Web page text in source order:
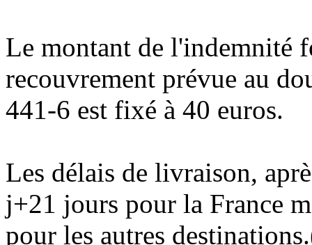
Le montant de l'indemnité
recouvrement prévue au
441-6 est fixé à 40 euros.
Les délais de livraison,
j+21 jours pour la France
pour les autres